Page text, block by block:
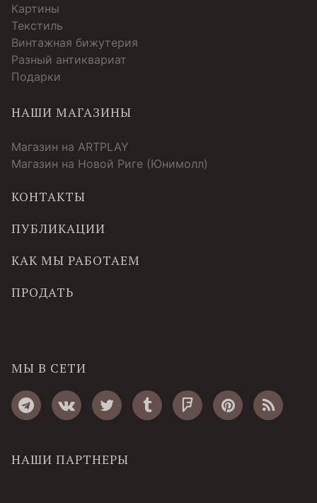
Картины
Текстиль
Винтажная бижутерия
Разный антиквариат
Подарки
НАШИ МАГАЗИНЫ
Магазин на ARTPLAY
Магазин на Новой Риге (Юнимолл)
КОНТАКТЫ
ПУБЛИКАЦИИ
КАК МЫ РАБОТАЕМ
ПРОДАТЬ
МЫ В СЕТИ
НАШИ ПАРТНЕРЫ